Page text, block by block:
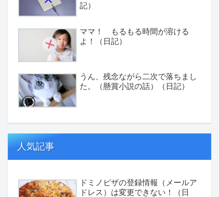
記）
ママ！ もるもる時間が溶ける
よ！（日記）
うん、残念ながら二次で落ちまし
た。（懸賞小説の話）（日記）
人気記事
ドミノピザの登録情報（メールア
ドレス）は変更できない！（日